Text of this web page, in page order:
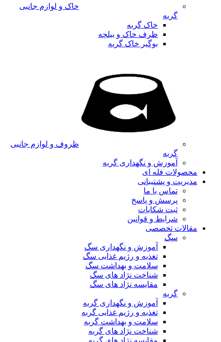
خاک و لوازم جانبی
گربه
خاک گربه
ظرف خاک و بیلچه
بوگیر خاک گربه
ظروف و لوازم جانبی
گربه
آموزش و نگهداری گربه
محصولات فله ای
مدیریت و پشتیبانی
تماس با ما
پرسش و پاسخ
ثبت شکایات
شرایط و قوانین
مقالات تخصصی
سگ
آموزش و نگهداری سگ
تغذیه و رژیم غذایی سگ
سلامت و بهداشت سگ
شناخت نژاد های سگ
مقایسه نژاد های سگ
گربه
آموزش و نگهداری گربه
تغذیه و رژیم غذایی گربه
سلامت و بهداشت گربه
شناخت نژاد های گربه